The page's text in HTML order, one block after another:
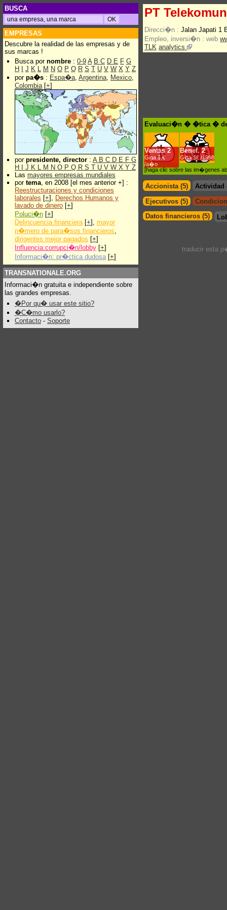
BUSCA
EMPRESAS
Descubre la realidad de las empresas y de
sus marcas !
Busca por nombre : 0-9 A B C D E F G
H
J K L M N O P Q R S T U V W X Y Z
por pa�s : Espa�a, Argentina, Mexico,
Colombia[+]
por presidente, director : A B C D E F G
H
J K L M N O P Q R S T U V W X Y Z
Las mayores empresas mundiales
por tema, en 2008 [el mes anterior +] :
Reestructuraciones y condiciones
laborales [+], Derechos Humanos y
lavado de dinero [+]
Poluci�n [+]
Delincuencia financiera[+], mayor
n�mero de para�sos financieros,
dirigentes mejor pagados [+]
Influencia:corrupci�n/lobby [+]
Informaci�n: pr�ctica dudosa [+]
TRANSNATIONALE.ORG
Informaci�n gratuita e independiente sobre
las grandes empresas.
�Por qu� usar este sitio?
�C�mo usarlo?
Contacto - Soporte
PT
Direcci�n : Jalan Japati 1
Empleo, inversi�n : web
TLK analytics
Evaluaci�n � �tica � de
Ventas 2
Giga $.€
/a�o
Benef. 2
Giga $€ /1998
[haga clic sobre las im�genes
Accionista (5)
Actividad
Ejecutivos (5)
Datos financieros (5)
traducir esta